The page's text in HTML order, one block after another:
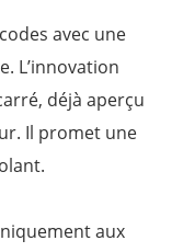
avec une
L’innovation
déjà aperçu
Il promet une
aux